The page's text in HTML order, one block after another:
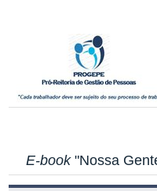
E-book"Nossa